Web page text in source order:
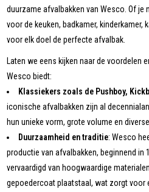
duurzame afvalbakken van Wesco. Of
voor de keuken, badkamer,
voor elk doel de perfecte afvalbak.
Laten we eens kijken naar de voordelen
Wesco biedt:
Klassiekers zoals de Pushboy,
iconische afvalbakken zijn al
hun unieke vorm, grote volume en
Duurzaamheid en traditie: Wesco
productie van afvalbakken, beginnend in
vervaardigd van hoogwaardige
gepoedercoat plaatstaal, wat zorgt voor